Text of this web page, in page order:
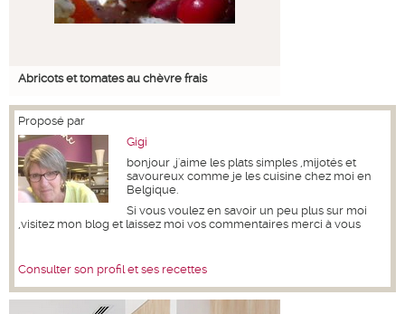
Abricots et tomates au chèvre frais
Proposé par
Gigi
bonjour ,j'aime les plats simples ,mijotés et
savoureux comme je les cuisine chez moi en
Belgique.
Si vous voulez en savoir un peu plus sur moi
,visitez mon blog et laissez moi vos commentaires merci à vous
Consulter son profil et ses recettes